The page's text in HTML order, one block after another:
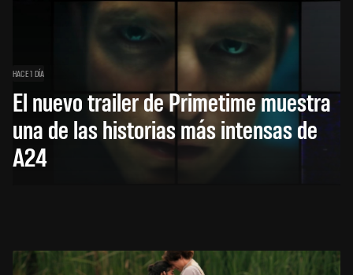
HACE 1 DÍA
El nuevo trailer de Primetime muestra
una de las historias más intensas de
A24